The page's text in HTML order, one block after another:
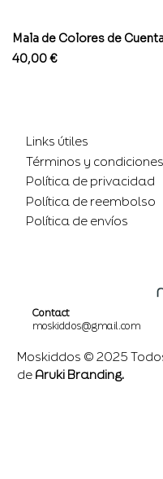
Mala de Colores de
Precio
40,00 €
Links útiles
Términos y condiciones
Política de privacidad
Política de reembolso
Política de envíos
Contact
moskiddos@gmail.com
Moskiddos © 2025
de Aruki Branding.